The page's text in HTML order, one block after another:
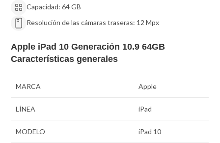
Capacidad: 64 GB
Resolución de las cámaras traseras: 12 Mpx
Apple iPad 10 Generación 10.9 64GB
Características generales
MARCA Apple
LÍNEA iPad
MODELO iPad 10